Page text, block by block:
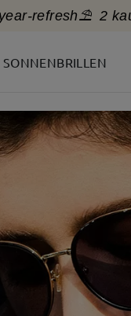
refresh⛱️ 2
SONNENBRILLEN